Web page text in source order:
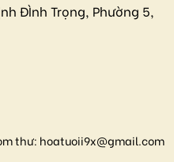
ĐÌnh Trọng, Phường 5,
thư: hoatuoii9x@gmail.com